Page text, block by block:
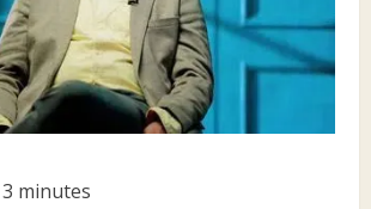
3 minutes